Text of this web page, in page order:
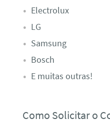
Electrolux
LG
Samsung
Bosch
E muitas outras!
Como Solicitar o